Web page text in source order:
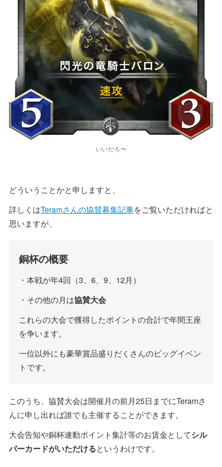
いいだろ〜
どういうことかと申しますと、
詳しくはTeramさんの協賛募集記事をご覧いただければと
思いますが、
銅杯の概要
・本戦が年4回（3、6、9、12月）
・その他の月は協賛大会
これらの大会で獲得したポイントの合計で年間王座
を争います。
一位以外にも豪華賞品盛りだくさんのビッグイベン
トです。
このうち、協賛大会は開催月の前月25日までにTeramさ
んに申し出れば誰でも主催することができます。
大会告知や銅杯連動ポイント集計等のお賃金としてシル
バーカードがいただけるというわけです。